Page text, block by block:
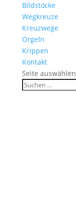
Bild­stöcke
Wegkreuze
Kreuz­wege
Orgeln
Krippen
Kontakt
Seite auswählen